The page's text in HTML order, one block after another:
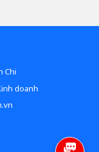
Chi
doanh